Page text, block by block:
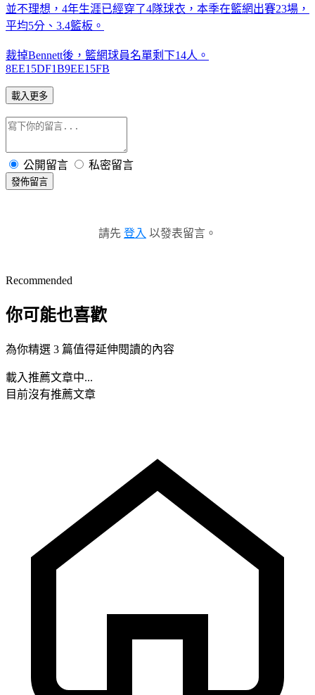
並不理想，4年生涯已經穿了4隊球衣，本季在籃網出賽23場，
平均5分、3.4籃板。
裁掉Bennett後，籃網球員名單剩下14人。
8EE15DF1B9EE15FB
載入更多
公開留言 私密留言
發佈留言
請先 登入 以發表留言。
Recommended
你可能也喜歡
為你精選 3 篇值得延伸閱讀的內容
載入推薦文章中...
目前沒有推薦文章